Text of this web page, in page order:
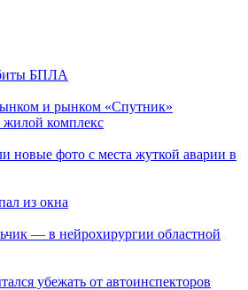
БПЛА
и рынком «Спутник»
жилой комплекс
новые фото с места жуткой аварии в
из окна
— в нейрохирургии областной
убежать от автоинспекторов